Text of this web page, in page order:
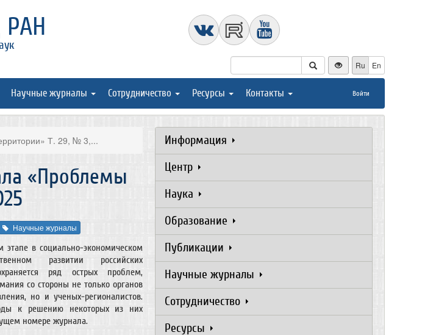
РАН
Ru En
Научные журналы Сотрудничество Ресурсы Контакты Войти
Т. 29, № 3,...
«Проблемы
Научные журналы
этапе в социально-экономическом
развитии российских
ряд острых проблем,
со стороны не только органов
но и ученых-регионалистов.
к решению некоторых из них
номере журнала.
Информация
Центр
Наука
Образование
Публикации
Научные журналы
Сотрудничество
Ресурсы